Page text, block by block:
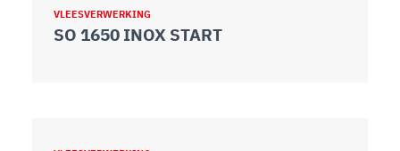
VLEESVERWERKING
SO 1650 INOX START